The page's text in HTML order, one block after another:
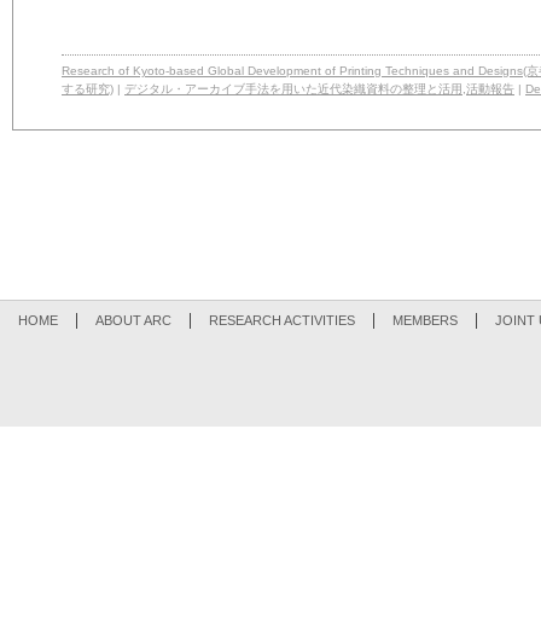
Research of Kyoto-based Global Development of Printing Techniques and Designs(
する研究) | デジタル・アーカイブ手法を用いた近代染織資料の整理と活用 活動報告 |
HOME ABOUT ARC RESEARCH ACTIVITIES MEMBERS JOINT